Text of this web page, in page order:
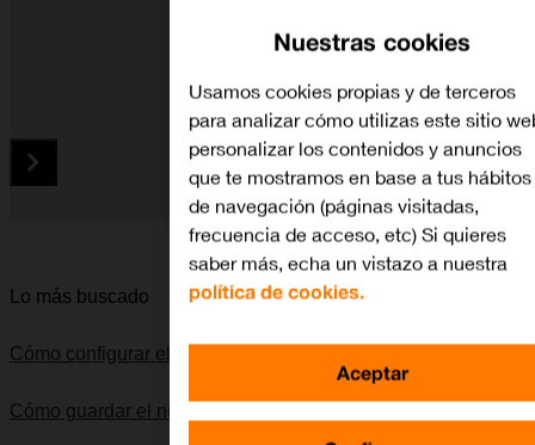
Diapositiva 1 de 5. Huawei P smart Z - MidnightBlue - imagen
Lo más buscado
Cómo configurar el móvil para internet
Cómo guardar el número del contestador
Nuestras cookies
Usamos cookies propias y de terceros
para analizar cómo utilizas este sitio
personalizar los contenidos y anuncios
que te mostramos en base a tus hábitos
de navegación (páginas visitadas,
frecuencia de acceso, etc) Si quieres
saber más, echa un vistazo a nuestra
política de cookies.
Aceptar